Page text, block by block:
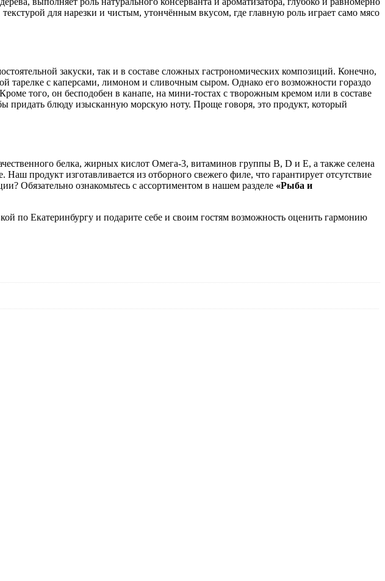
для нарезки и чистым, утончённым вкусом, где главную роль играет само мясо
закуски, так и в составе сложных гастрономических композиций. Конечно,
тарелке с каперсами, лимоном и сливочным сыром. Однако его возможности гораздо
того, он бесподобен в канапе, на мини-тостах с творожным кремом или в составе
придать блюду изысканную морскую ноту. Проще говоря, это продукт, который
белка, жирных кислот Омега-3, витаминов группы B, D и E, а также селена
продукт изготавливается из отборного свежего филе, что гарантирует отсутствие
Обязательно ознакомьтесь с ассортиментом в нашем разделе «Рыба и
по Екатеринбургу и подарите себе и своим гостям возможность оценить гармонию